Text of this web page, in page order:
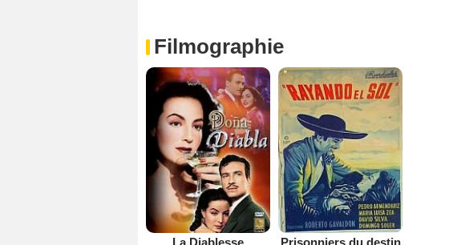
Filmographie
La Diablesse Prisonniers du destin